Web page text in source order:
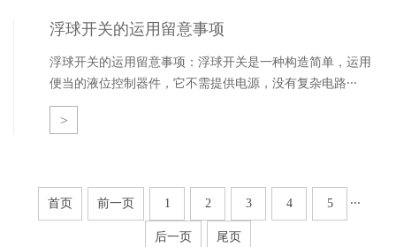
浮球开关的运用留意事项
浮球开关的运用留意事项：浮球开关是一种构造简单，运用
便当的液位控制器件，它不需提供电源，没有复杂电路···
>
首页 前一页 1 2 3 4 5 ···
后一页 尾页